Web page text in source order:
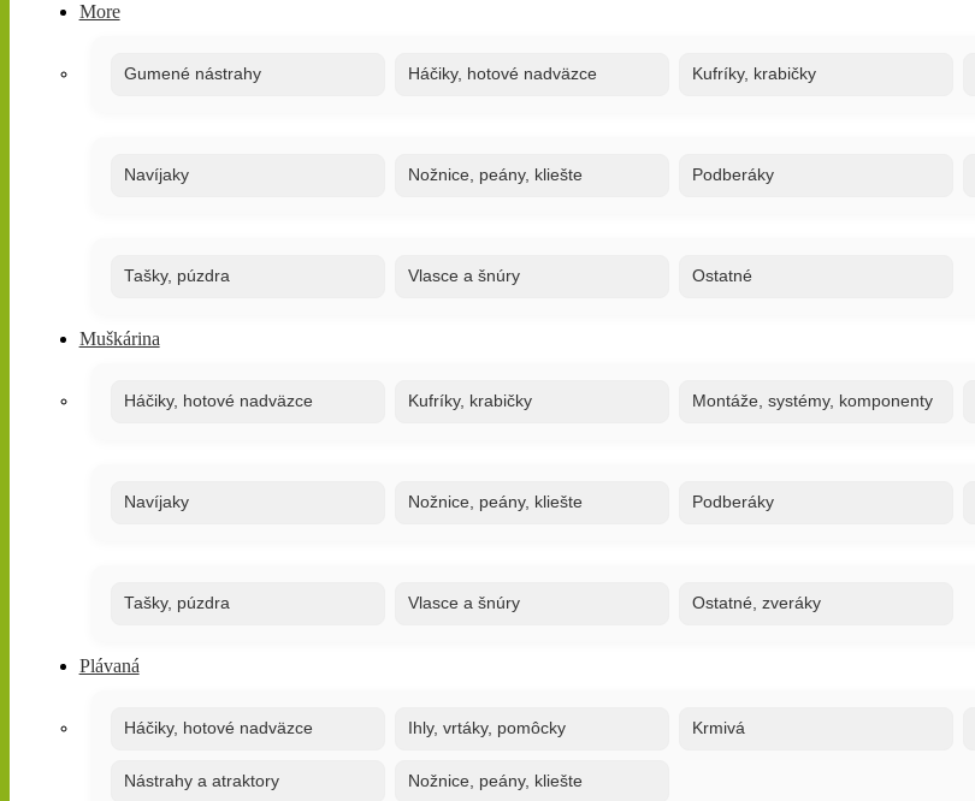
More
Gumené nástrahy Háčiky, hotové nadväzce Kufríky, krabičky
Navíjaky Nožnice, peány, kliešte Podberáky
Tašky, púzdra Vlasce a šnúry Ostatné
Muškárina
Háčiky, hotové nadväzce Kufríky, krabičky Montáže, systémy, komponenty
Navíjaky Nožnice, peány, kliešte Podberáky
Tašky, púzdra Vlasce a šnúry Ostatné, zveráky
Plávaná
Háčiky, hotové nadväzce Ihly, vrtáky, pomôcky Krmivá
Nástrahy a atraktory Nožnice, peány, kliešte